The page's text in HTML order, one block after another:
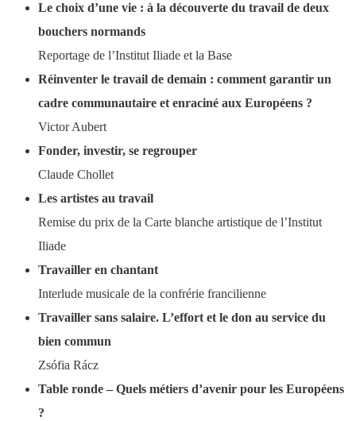
Le choix d’une vie : à la découverte du travail de deux
bouchers normands
Reportage de l’Institut Iliade et la Base
Réinventer le travail de demain : comment garantir un
cadre communautaire et enraciné aux Européens ?
Victor Aubert
Fonder, investir, se regrouper
Claude Chollet
Les artistes au travail
Remise du prix de la Carte blanche artistique de l’Institut
Iliade
Travailler en chantant
Interlude musicale de la confrérie francilienne
Travailler sans salaire. L’effort et le don au service du
bien commun
Zsófia Rácz
Table ronde – Quels métiers d’avenir pour les Européens
?